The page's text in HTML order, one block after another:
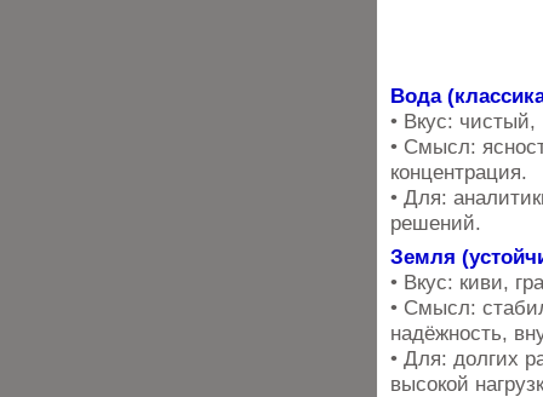
Вода
• Вкус:
• Смысл:
концентрация.
• Для:
решений.
Земля
• Вкус: киви,
• Смысл:
надёжность,
• Для: долгих
высокой